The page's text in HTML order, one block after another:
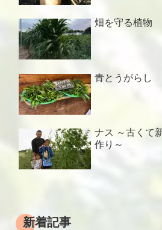
畑を守る植物
青とうがらし
ナス ～古くて
作り～
新着記事